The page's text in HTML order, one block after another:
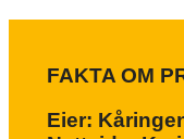
FAKTA OM
Eier: